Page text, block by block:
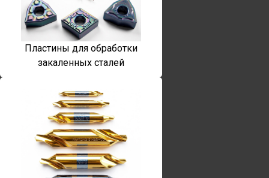
Пластины для обработки
закаленных сталей